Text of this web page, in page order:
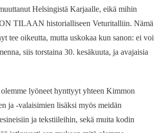
Helsingistä Karjaalle, eikä mihin
TILAAN historialliseen Veturitalliin. Nämä
tee oikeutta, mutta uskokaa kun sanon: ei voi
siis torstaina 30. kesäkuuta, ja avajaisia
lyöneet hynttyyt yhteen Kimmon
ja -valaisimien lisäksi myös meidän
ja tekstiileihin, sekä muita kodin